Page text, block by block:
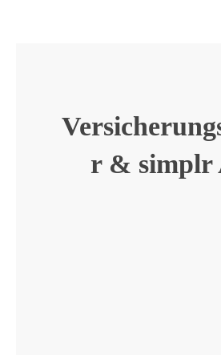
r & simplr